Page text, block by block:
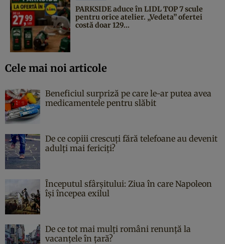
PARKSIDE aduce în LIDL TOP 7 scule
pentru orice atelier. „Vedeta” ofertei
costă doar 129...
Cele mai noi articole
Beneficiul surpriză pe care le-ar putea avea
medicamentele pentru slăbit
De ce copiii crescuți fără telefoane au devenit
adulți mai fericiți?
Începutul sfârşitului: Ziua în care Napoleon
îşi începea exilul
De ce tot mai mulți români renunță la
vacanțele în țară?